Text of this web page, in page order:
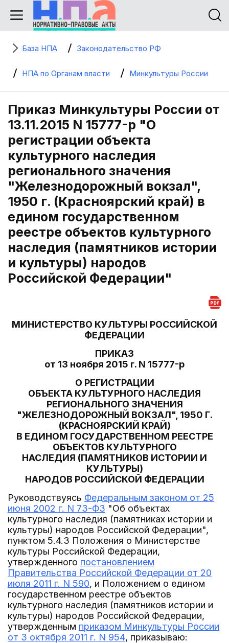
База НПА Законодательство РФ
НПА по Органам власти Минкультуры России
Приказ Минкультуры России от
13.11.2015 N 15777-р "О
регистрации объекта
культурного наследия
регионального значения
"Железнодорожный вокзал",
1950 г. (Красноярский край) в
едином государственном
реестре объектов культурного
наследия (памятников истории
и культуры) народов
Российской Федерации"
МИНИСТЕРСТВО КУЛЬТУРЫ РОССИЙСКОЙ
ФЕДЕРАЦИИ
ПРИКАЗ
от 13 ноября 2015 г. N 15777-р
О РЕГИСТРАЦИИ
ОБЪЕКТА КУЛЬТУРНОГО НАСЛЕДИЯ
РЕГИОНАЛЬНОГО ЗНАЧЕНИЯ
"ЖЕЛЕЗНОДОРОЖНЫЙ ВОКЗАЛ", 1950 Г.
(КРАСНОЯРСКИЙ КРАЙ)
В ЕДИНОМ ГОСУДАРСТВЕННОМ РЕЕСТРЕ
ОБЪЕКТОВ КУЛЬТУРНОГО
НАСЛЕДИЯ (ПАМЯТНИКОВ ИСТОРИИ И
КУЛЬТУРЫ)
НАРОДОВ РОССИЙСКОЙ ФЕДЕРАЦИИ
Руководствуясь Федеральным законом от 25
июня 2002 г. N 73-ФЗ "Об объектах
культурного наследия (памятниках истории и
культуры) народов Российской Федерации",
пунктом 5.4.3 Положения о Министерстве
культуры Российской Федерации,
утвержденного постановлением
Правительства Российской Федерации от 20
июля 2011 г. N 590, и Положением о едином
государственном реестре объектов
культурного наследия (памятников истории и
культуры) народов Российской Федерации,
утвержденным приказом Минкультуры России
от 3 октября 2011 г. N 954, приказываю: